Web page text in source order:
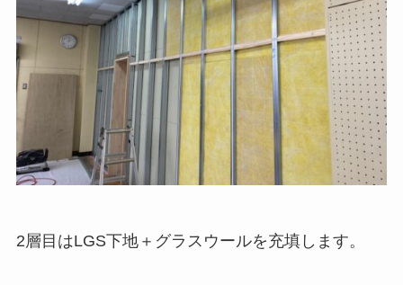
2層目はLGS下地＋グラスウールを充填します。